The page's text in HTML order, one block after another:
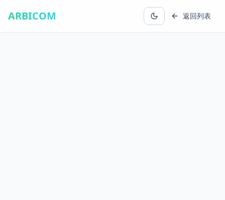
ARBICOM 返回列表